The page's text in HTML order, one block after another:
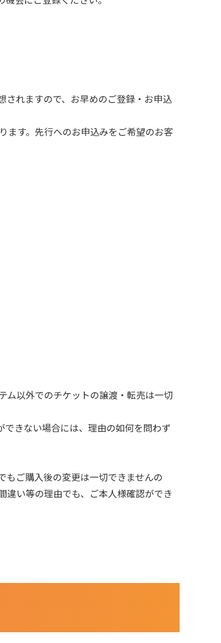
れますので、お早めのご登録・お申込
ます。先行へのお申込みをご希望のお客
ム以外でのチケットの譲渡・転売は一切
きない場合には、理由の如何を問わず
もご購入後の変更は一切できませんの
違い等の理由でも、ご本人様確認ができ